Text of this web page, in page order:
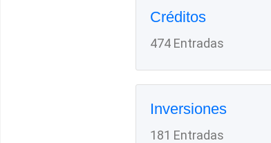
Créditos
474 Entradas
Inversiones
181 Entradas